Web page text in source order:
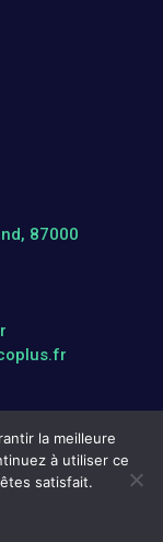
87000
la meilleure
à utiliser ce
satisfait.